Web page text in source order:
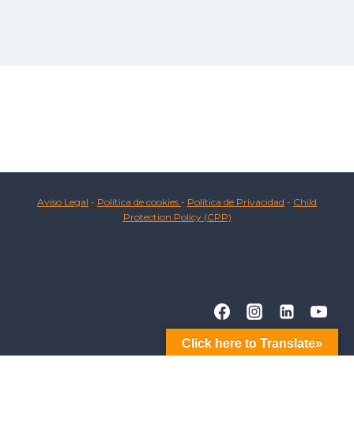
Aviso Legal - Política de cookies - Política de Privacidad - Child
Protection Policy (CPP)
Click here to Translate»